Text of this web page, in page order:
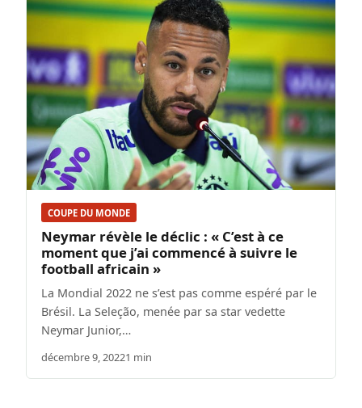
COUPE DU MONDE
Neymar révèle le déclic : « C’est à ce
moment que j’ai commencé à suivre le
football africain »
La Mondial 2022 ne s’est pas comme espéré par le
Brésil. La Seleção, menée par sa star vedette
Neymar Junior,…
décembre 9, 20221 min